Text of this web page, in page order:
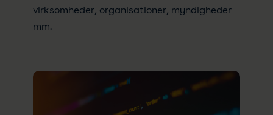
virksomheder, organisationer, myndigheder
mm.